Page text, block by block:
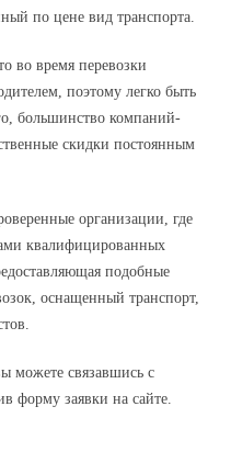
хранение
по цене вид транспорта.
во время перевозки
поэтому легко быть
большинство компаний-
скидки постоянным
организации, где
квалифицированных
подобные
оснащенный транспорт,
можете связавшись с
форму заявки на сайте.